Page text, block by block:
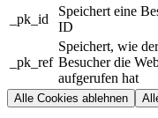
_pk_id
Speichert eine
ID
_pk_ref
Speichert, wie der
Besucher die
aufgerufen hat
Alle Cookies ablehnen